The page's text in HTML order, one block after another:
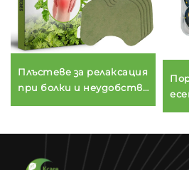
Плъстеве за релаксация
при болки и неудобства
релаксация Хербал
релаксация при болки